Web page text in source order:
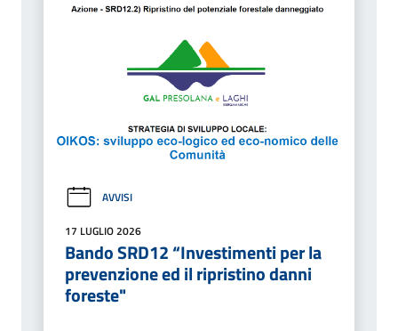
AVVISI
17 LUGLIO 2026
Bando SRD12 “Investimenti per la
prevenzione ed il ripristino danni
foreste"